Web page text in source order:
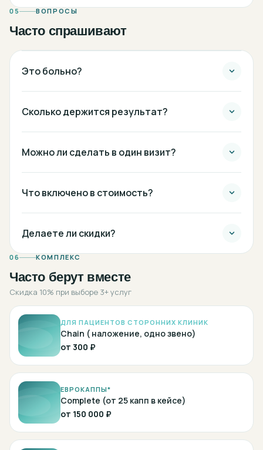
05 ВОПРОСЫ
Часто спрашивают
Это больно?
Сколько держится результат?
Можно ли сделать в один визит?
Что включено в стоимость?
Делаете ли скидки?
06 КОМПЛЕКС
Часто берут вместе
Скидка 10% при выборе 3+ услуг
ДЛЯ ПАЦИЕНТОВ СТОРОННИХ КЛИНИК
Chain ( наложение, одно звено)
от 300 ₽
ЕВРОКАППЫ*
Complete (от 25 капп в кейсе)
от 150 000 ₽